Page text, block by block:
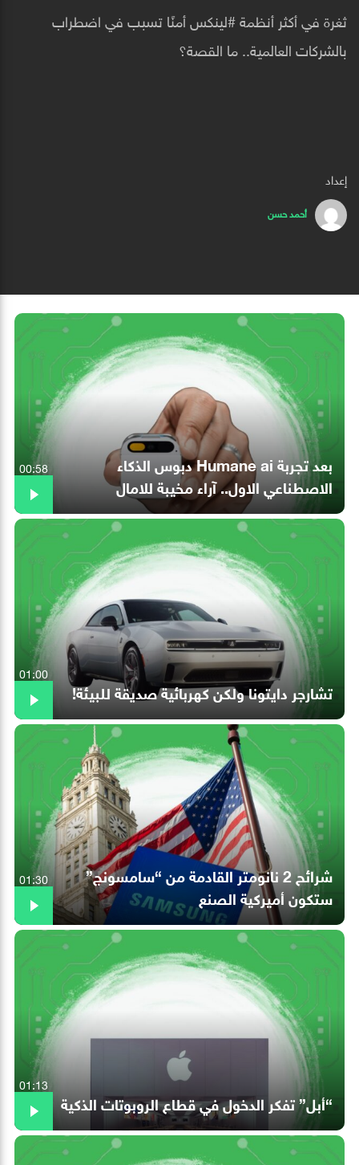
ثغرة في أكثر أنظمة #لينكس أمنًا تسبب في اضطراب
بالشركات العالمية.. ما القصة؟
إعداد
أحمد حسن
بعد تجربة Humane ai دبوس الذكاء
الاصطناعي الاول.. آراء مخيبة للامال
00:58
تشارجر دايتونا ولكن كهربائية صديقة للبيئة!
01:00
شرائح 2 نانومتر القادمة من “سامسونج”
ستكون أميركية الصنع
01:30
“أبل” تفكر الدخول في قطاع الروبوتات الذكية
01:13